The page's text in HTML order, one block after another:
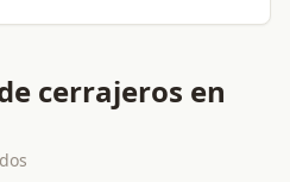
cerrajeros en